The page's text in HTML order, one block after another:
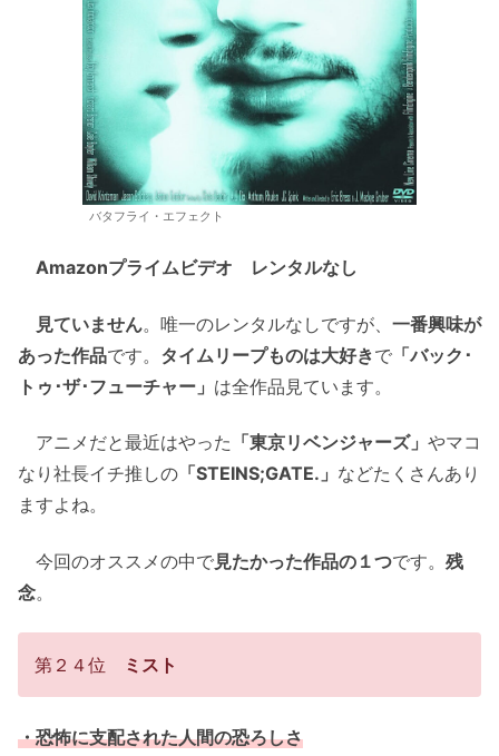
バタフライ・エフェクト
Amazonプライムビデオ レンタルなし
見ていません。唯一のレンタルなしですが、 一番興味が
あった作品です。 タイムリープものは大好きで 「バック･
トゥ･ザ･フューチャー」 は全作品見ています。
アニメだと最近はやった 「東京リベンジャーズ」 やマコ
なり社長イチ推しの 「STEINS;GATE.」 などたくさんあり
ますよね。
今回のオススメの中で見たかった作品の１つです。 残
念。
第２４位 ミスト
・恐怖に支配された人間の恐ろしさ